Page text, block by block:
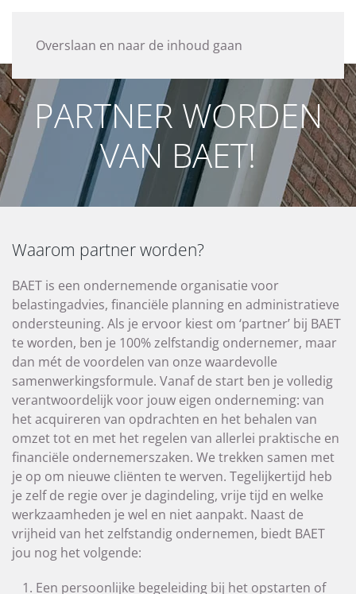
Overslaan en naar de inhoud gaan
PARTNER WORDEN
VAN BAET!
Waarom partner worden?
BAET is een ondernemende organisatie voor
belastingadvies, financiële planning en administratieve
ondersteuning. Als je ervoor kiest om ‘partner’ bij BAET
te worden, ben je 100% zelfstandig ondernemer, maar
dan mét de voordelen van onze waardevolle
samenwerkingsformule. Vanaf de start ben je volledig
verantwoordelijk voor jouw eigen onderneming: van
het acquireren van opdrachten en het behalen van
omzet tot en met het regelen van allerlei praktische en
financiële ondernemerszaken. We trekken samen met
je op om nieuwe cliënten te werven. Tegelijkertijd heb
je zelf de regie over je dagindeling, vrije tijd en welke
werkzaamheden je wel en niet aanpakt. Naast de
vrijheid van het zelfstandig ondernemen, biedt BAET
jou nog het volgende:
Een persoonlijke begeleiding bij het opstarten of